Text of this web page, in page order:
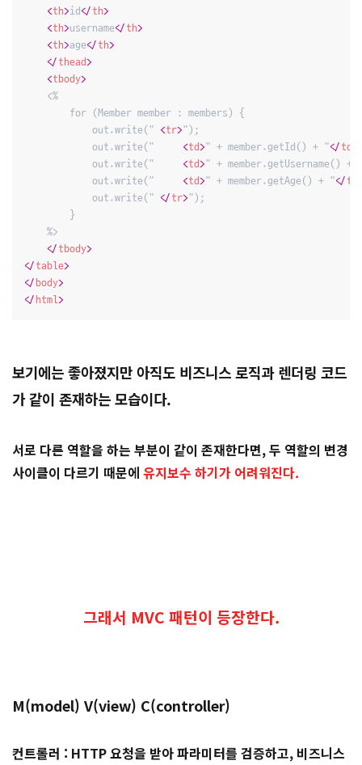
<th>id </ th>
<th>username</ th>
<th>age</ th>
</ thead>
<tbody>
    <%
        for (Member member : members) {
            out.write("
<tr>");
            out.write("
<td>" + member.getId() + "</ td
            out.write("
<td>" + member.getUsername() +
            out.write("
<td>" + member.getAge() + "</ td
            out.write("
</ tr>");
        }
    %>
</ tbody>
</ table>
</ body>
</ html>
보기에는 좋아졌지만 아직도 비즈니스 로직과 렌더링 코드
가 같이 존재하는 모습이다.
서로 다른 역할을 하는 부분이 같이 존재한다면, 두 역할의 변경
사이클이 다르기 때문에 유지보수 하기가 어려워진다.
그래서 MVC 패턴이 등장한다.
M(model) V(view) C(controller)
컨트롤러 : HTTP 요청을 받아 파라미터를 검증하고, 비즈니스